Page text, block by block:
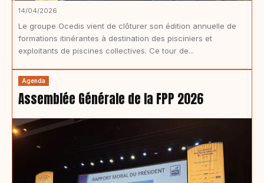
14/04/2026
Le groupe Ocedis vient de clôturer son édition annuelle de
formations itinérantes à destination des pisciniers et
exploitants de piscines collectives. Ce tour de...
Agenda
Assemblée Générale de la FPP 2026